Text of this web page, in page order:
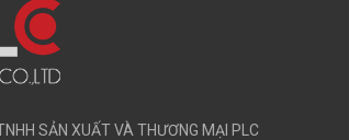
SẢN XUẤT VÀ THƯƠNG MẠI PLC